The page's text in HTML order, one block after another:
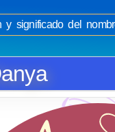
y significado del